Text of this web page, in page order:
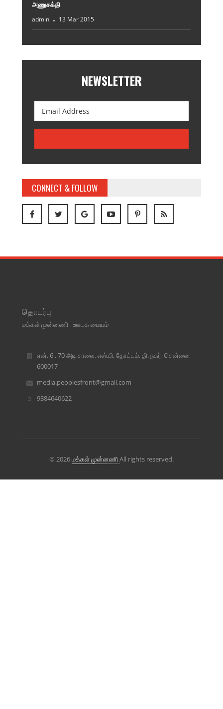
அணுசக்தி
admin 13 Mar 2015
NEWSLETTER
CONNECT & FOLLOW
தொடர்பு
மக்கள் முன்னணி - ஊடக மையம்
என். 6 , 70 அடி சாலை, எஸ்.பி. தோட்டம், தி. நகர், சென்னை -
600017
media.peoplesfront@gmail.com
9384640622
© 2026மக்கள் முன்னணிAll rights reserved.